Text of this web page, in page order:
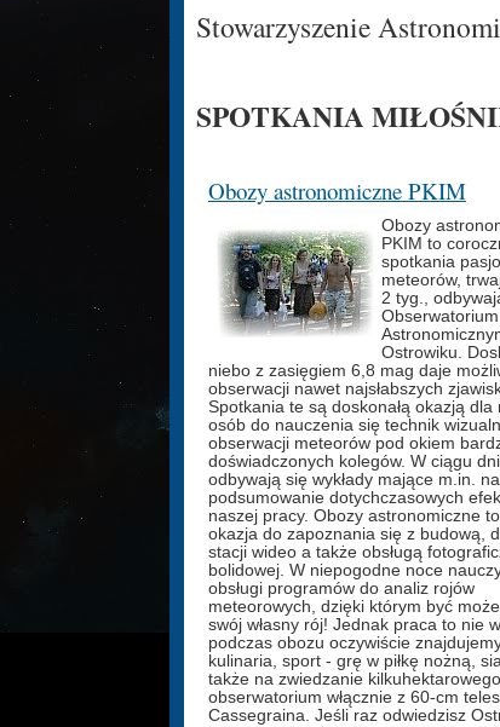
Stowarzyszenie
SPOTKANIA
Obozy astronomiczne PKIM
Obozy
PKIM to
spotkania
meteorów,
2 tyg.,
Obserwatorium
Ostrowiku.
niebo z zasięgiem 6,8 mag daje
obserwacji nawet najsłabszych
Spotkania te są doskonałą okazją dla
osób do nauczenia się technik
obserwacji meteorów pod okiem
doświadczonych kolegów. W ciągu
odbywają się wykłady mające m.in.
podsumowanie dotychczasowych
naszej pracy. Obozy astronomiczne
okazja do zapoznania się z budową,
stacji wideo a także obsługą
bolidowej. W niepogodne noce
obsługi programów do analiz rojów
meteorowych, dzięki którym być
swój własny rój! Jednak praca to nie
podczas obozu oczywiście
kulinaria, sport - grę w piłkę nożną,
także na zwiedzanie
obserwatorium włącznie z 60-cm
Cassegraina. Jeśli raz odwiedzisz